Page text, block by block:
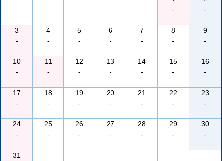
-
-
3
-
4
-
5
-
6
-
7
-
8
-
9
-
10
-
11
-
12
-
13
-
14
-
15
-
16
-
17
-
18
-
19
-
20
-
21
-
22
-
23
-
24
-
25
-
26
-
27
-
28
-
29
-
30
-
31